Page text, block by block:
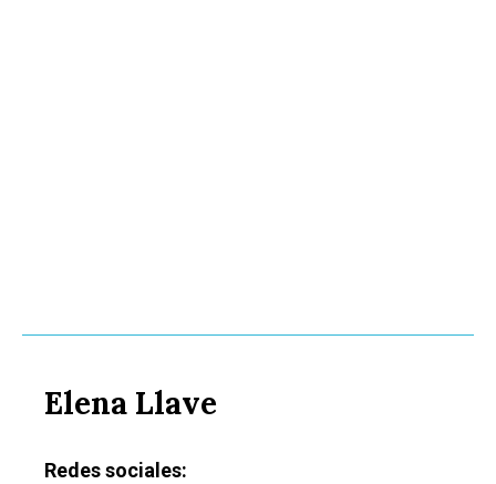
Elena Llave
Redes sociales: